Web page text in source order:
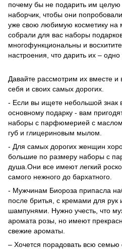
почему бы не подарить им
наборчик, чтобы они
уже свою любимую косметику
собрали для вас наборы
многофункциональны и
настроения, что дарить их – одно
Давайте рассмотрим их вместе
себя и своих самых дорогих.
- Если вы ищете небольшой знак
основному подарку - вам
наборы с парфюмерией с
губ и глицериновым мылом.
- Для самых дорогих женщин
большие по размеру наборы с
душа.Они все имеют легкий
самого нежного до бархатного.
- Мужчинам Биороза припасла
после бритья, с кремами для
шампунями. Нужно учесть, что
аромата розы, но имеют
свежие ароматы.
– Хочется порадовать всю